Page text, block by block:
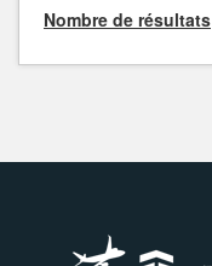
Nombre de résultats